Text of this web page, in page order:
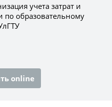
учета затрат и
по образовательному
online